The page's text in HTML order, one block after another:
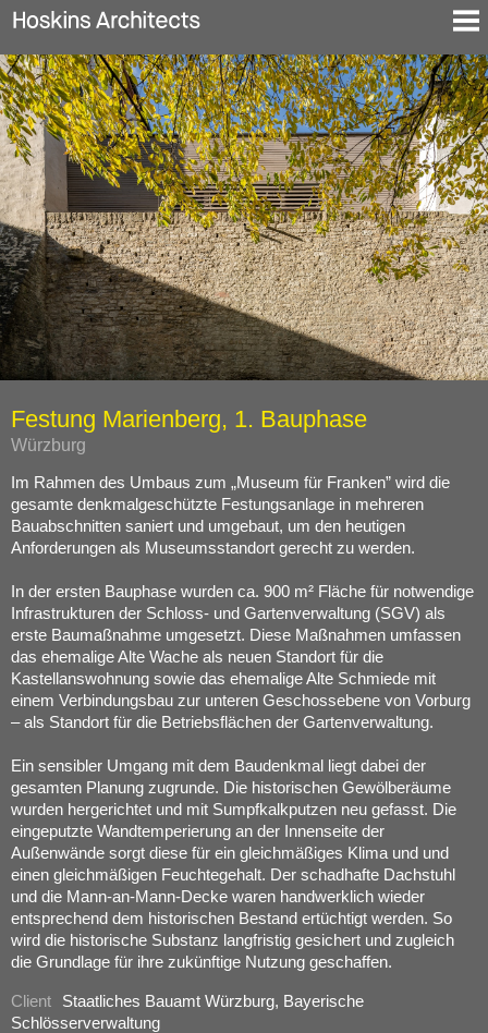
Ausgewählte Projekte
Über uns
Blog
Kontakt
En
De
Festung Marienberg, 1. Bauphase
Würzburg
Im Rahmen des Umbaus zum „Museum für Franken” wird die
gesamte denkmalgeschützte Festungsanlage in mehreren
Bauabschnitten saniert und umgebaut, um den heutigen
Anforderungen als Museumsstandort gerecht zu werden.
In der ersten Bauphase wurden ca. 900 m² Fläche für notwendige
Infrastrukturen der Schloss- und Gartenverwaltung (SGV) als
erste Baumaßnahme umgesetzt. Diese Maßnahmen umfassen
das ehemalige Alte Wache als neuen Standort für die
Kastellanswohnung sowie das ehemalige Alte Schmiede mit
einem Verbindungsbau zur unteren Geschossebene von Vorburg
– als Standort für die Betriebsflächen der Gartenverwaltung.
Ein sensibler Umgang mit dem Baudenkmal liegt dabei der
gesamten Planung zugrunde. Die historischen Gewölberäume
wurden hergerichtet und mit Sumpfkalkputzen neu gefasst. Die
eingeputzte Wandtemperierung an der Innenseite der
Außenwände sorgt diese für ein gleichmäßiges Klima und und
einen gleichmäßigen Feuchtegehalt. Der schadhafte Dachstuhl
und die Mann-an-Mann-Decke waren handwerklich wieder
entsprechend dem historischen Bestand ertüchtigt werden. So
wird die historische Substanz langfristig gesichert und zugleich
die Grundlage für ihre zukünftige Nutzung geschaffen.
Client
Staatliches Bauamt Würzburg, Bayerische
Schlösserverwaltung